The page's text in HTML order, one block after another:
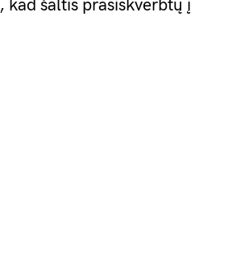
, kad šaltis prasiskverbtų į